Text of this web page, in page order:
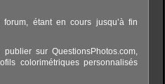
étant en cours jusqu’à fin
sur QuestionsPhotos.com,
colorimétriques personnalisés